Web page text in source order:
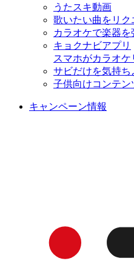
うたスキ動画
歌いたい曲をリク
カラオケで楽器を
キョクナビアプリ
スマホがカラオケ
サビだけを気持ち
子供向けコンテン
キャンペーン情報